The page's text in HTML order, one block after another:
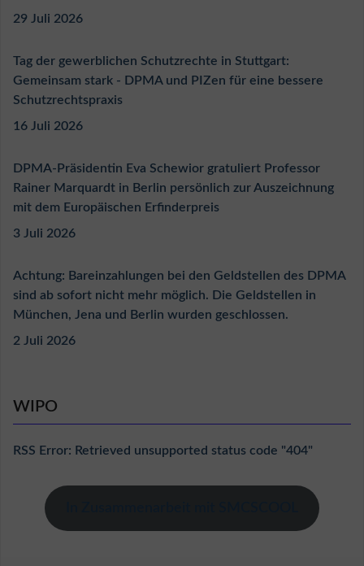
29 Juli 2026
Tag der gewerblichen Schutzrechte in Stuttgart:
Gemeinsam stark - DPMA und PIZen für eine bessere
Schutzrechtspraxis
16 Juli 2026
DPMA-Präsidentin Eva Schewior gratuliert Professor
Rainer Marquardt in Berlin persönlich zur Auszeichnung
mit dem Europäischen Erfinderpreis
3 Juli 2026
Achtung: Bareinzahlungen bei den Geldstellen des DPMA
sind ab sofort nicht mehr möglich. Die Geldstellen in
München, Jena und Berlin wurden geschlossen.
2 Juli 2026
WIPO
RSS Error: Retrieved unsupported status code "404"